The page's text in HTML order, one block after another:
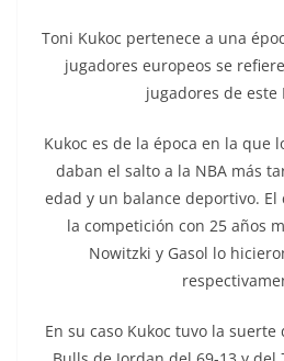
Toni Kukoc pertenece a una
jugadores europeos se
jugadores de este
Kukoc es de la época en la que
daban el salto a la NBA más
edad y un balance deportivo. El
la competición con 25 años
Nowitzki y Gasol lo
En su caso Kukoc tuvo la